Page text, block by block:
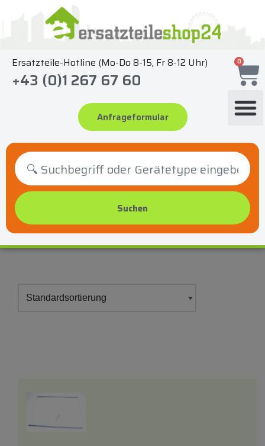
springen
Ersatzteile-Hotline (Mo-Do 8-15, Fr 8-12 Uhr)
+43 (0)1 267 67 60
Anfrageformular
0